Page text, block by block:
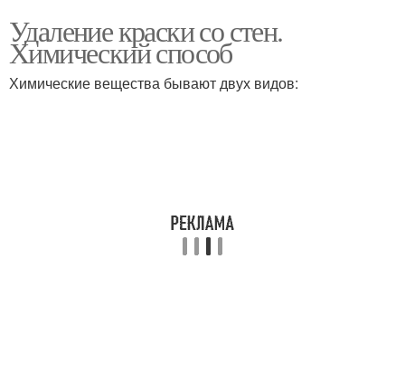
Удаление краски со стен.
Химический способ
Химические вещества бывают двух видов: